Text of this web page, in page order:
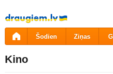
Pāriet
uz
saturu
Šodien Ziņas
Kino